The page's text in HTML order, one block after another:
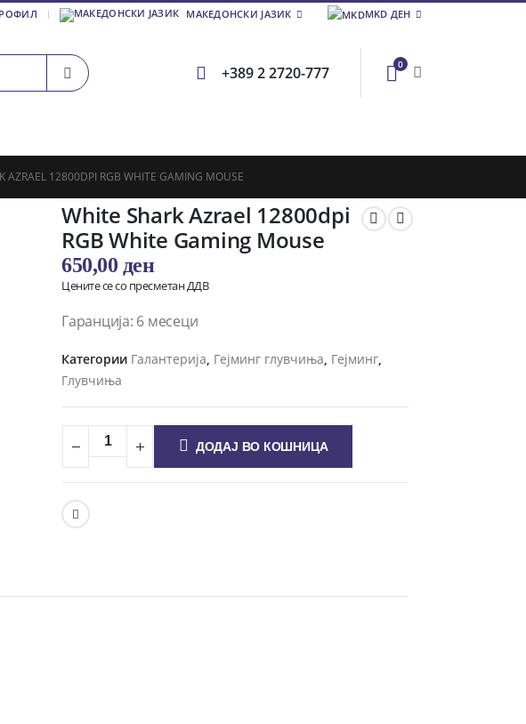
МАКЕДОНСКИ ЈАЗИК MKD ДЕН
+389 2 2720-777 0
AZRAEL 12800DPI RGB WHITE GAMING MOUSE
White Shark Azrael 12800dpi
RGB White Gaming Mouse
650,00 ден
Цените се со пресметан ДДВ
Гаранција: 6 месеци
Категории Галантерија, Гејминг глувчиња, Гејминг,
Глувчиња
ДОДАЈ ВО КОШНИЦА